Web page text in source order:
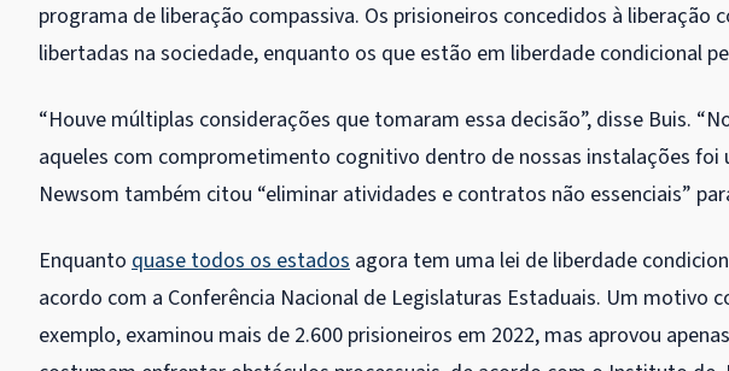
programa de liberação compassiva. Os prisioneiros concedidos à liberação
libertadas na sociedade, enquanto os que estão em liberdade condicional
“Houve múltiplas considerações que tomaram essa decisão”, disse Buis.
aqueles com comprometimento cognitivo dentro de nossas instalações foi
Newsom também citou “eliminar atividades e contratos não essenciais”
Enquanto quase todos os estados agora tem uma lei de liberdade
acordo com a Conferência Nacional de Legislaturas Estaduais. Um motivo
exemplo, examinou mais de 2.600 prisioneiros em 2022, mas aprovou